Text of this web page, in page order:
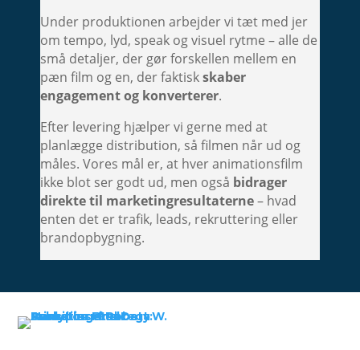
Under produktionen arbejder vi tæt med jer
om tempo, lyd, speak og visuel rytme – alle de
små detaljer, der gør forskellen mellem en
pæn film og en, der faktiskskaber
engagement og konverterer.
Efter levering hjælper vi gerne med at
planlægge distribution, så filmen når ud og
måles. Vores mål er, at hver animationsfilm
ikke blot ser godt ud, men også bidrager
direkte til marketingresultaterne– hvad
enten det er trafik, leads, rekruttering eller
brandopbygning.